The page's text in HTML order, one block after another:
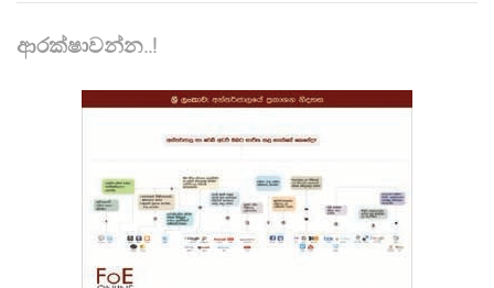
ආරක්ෂාවන්න..!